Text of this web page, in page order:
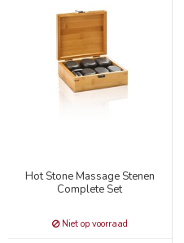
Hot Stone Massage Stenen
Complete Set
Niet op voorraad